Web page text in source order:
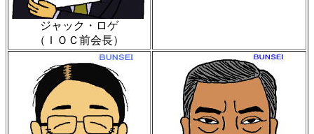
ジャック・ロゲ
（ＩＯＣ前会長）